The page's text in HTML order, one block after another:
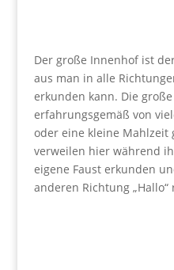
Der große Innenhof ist
aus man in alle
erkunden kann. Die
erfahrungsgemäß von
oder eine kleine Mahlzeit
verweilen hier während
eigene Faust erkunden
anderen Richtung „Hallo“